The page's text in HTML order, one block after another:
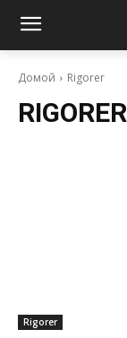
Домой Rigorer
RIGORER
Rigorer